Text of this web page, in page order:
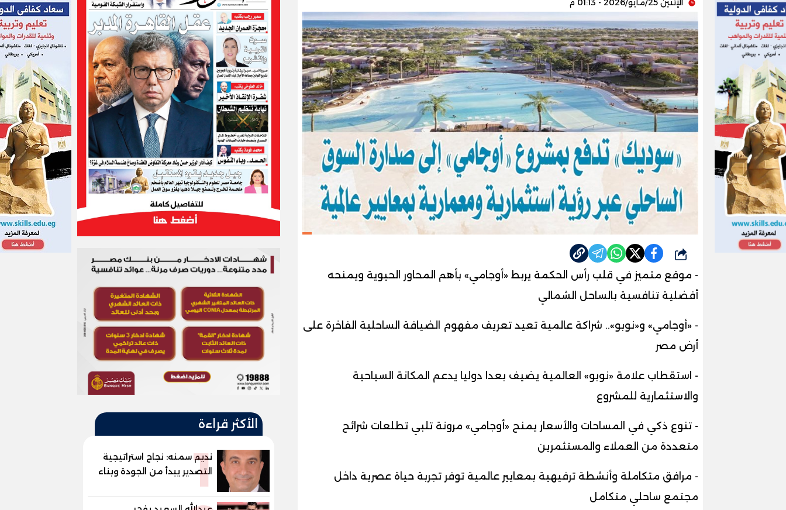
الإثنين 25/مايو/2026 - 01:13 م
شارك
- موقع متميز في قلب رأس الحكمة يربط «أوجامي» بأهم المحاور الحيوية ويمنحه
أفضلية تنافسية بالساحل الشمالي
- «أوجامي» و«نوبو».. شراكة عالمية تعيد تعريف مفهوم الضيافة الساحلية الفاخرة على
أرض مصر
- استقطاب علامة «نوبو» العالمية يضيف بعدا دوليا يدعم المكانة السياحية
والاستثمارية للمشروع
- تنوع ذكي في المساحات والأسعار يمنح «أوجامي» مرونة تلبي تطلعات شرائح
متعددة من العملاء والمستثمرين
- مرافق متكاملة وأنشطة ترفيهية بمعايير عالمية توفر تجربة حياة عصرية داخل
مجتمع ساحلي متكامل
الأكثر قراءة
1
نديم سمنه: نجاح استراتيجية
التصدير يبدأ من الجودة وبناء
الثقة في شعار "صنع في
مصر"